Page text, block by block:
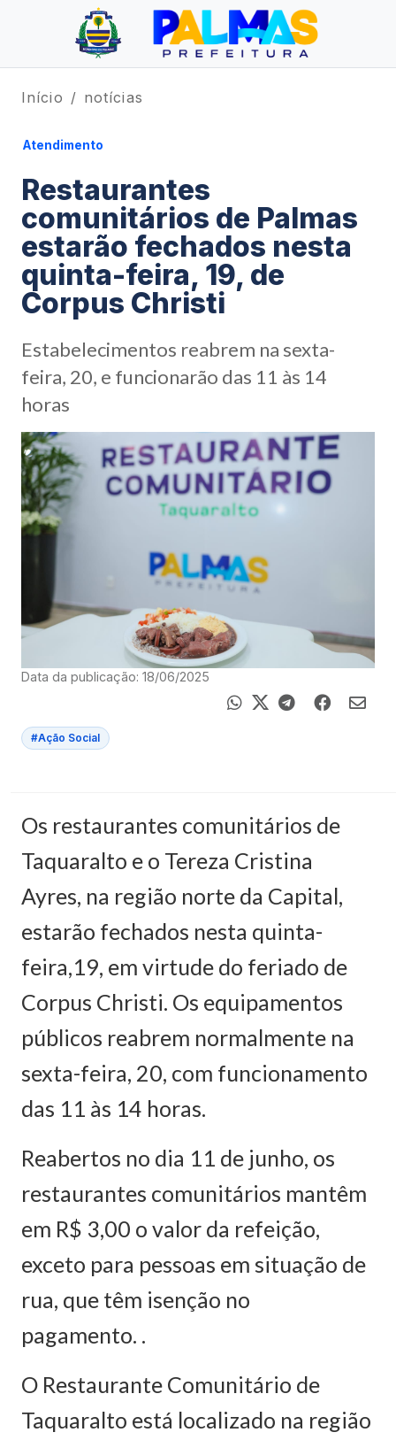
Início notícias
Atendimento
Restaurantes
comunitários de Palmas
estarão fechados nesta
quinta-feira, 19, de
Corpus Christi
Estabelecimentos reabrem na sexta-
feira, 20, e funcionarão das 11 às 14
horas
Data da publicação: 18/06/2025
#Ação Social
Os restaurantes comunitários de
Taquaralto e o Tereza Cristina
Ayres, na região norte da Capital,
estarão fechados nesta quinta-
feira,19, em virtude do feriado de
Corpus Christi. Os equipamentos
públicos reabrem normalmente na
sexta-feira, 20, com funcionamento
das 11 às 14 horas.
Reabertos no dia 11 de junho, os
restaurantes comunitários mantêm
em R$ 3,00 o valor da refeição,
exceto para pessoas em situação de
rua, que têm isenção no
pagamento. .
O Restaurante Comunitário de
Taquaralto está localizado na região